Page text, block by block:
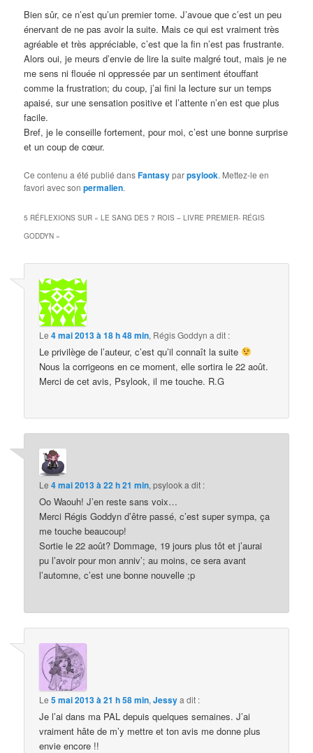
Bien sûr, ce n’est qu’un premier tome. J’avoue que c’est un peu
énervant de ne pas avoir la suite. Mais ce qui est vraiment très
agréable et très appréciable, c’est que la fin n’est pas frustrante.
Alors oui, je meurs d’envie de lire la suite malgré tout, mais je ne
me sens ni flouée ni oppressée par un sentiment étouffant
comme la frustration; du coup, j’ai fini la lecture sur un temps
apaisé, sur une sensation positive et l’attente n’en est que plus
facile.
Bref, je le conseille fortement, pour moi, c’est une bonne surprise
et un coup de cœur.
Ce contenu a été publié dansFantasyparpsylook. Mettez-le en
favori avec sonpermalien.
5 RÉFLEXIONS SUR «LE SANG DES 7 ROIS – LIVRE PREMIER- RÉGIS
GODDYN »
Le4 mai 2013 à 18 h 48 min, Régis Goddyn a dit :
Le privilège de l’auteur, c’est qu’il connaît la suite
Nous la corrigeons en ce moment, elle sortira le 22 août.
Merci de cet avis, Psylook, il me touche. R.G
Le4 mai 2013 à 22 h 21 min,psylooka dit :
Oo Waouh! J’en reste sans voix…
Merci Régis Goddyn d’être passé, c’est super sympa, ça
me touche beaucoup!
Sortie le 22 août? Dommage, 19 jours plus tôt et j’aurai
pu l’avoir pour mon anniv’; au moins, ce sera avant
l’automne, c’est une bonne nouvelle ;p
Le5 mai 2013 à 21 h 58 min,Jessya dit :
Je l’ai dans ma PAL depuis quelques semaines. J’ai
vraiment hâte de m’y mettre et ton avis me donne plus
envie encore !!